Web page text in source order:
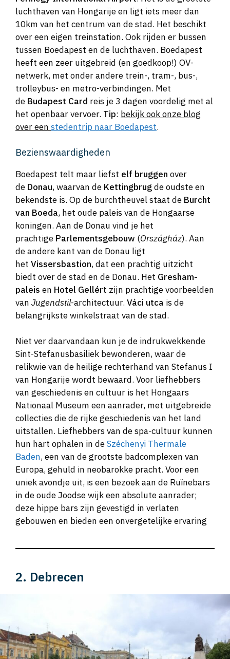
luchthaven van Hongarije en ligt iets meer dan
10km van het centrum van de stad. Het beschikt
over een eigen treinstation. Ook rijden er bussen
tussen Boedapest en de luchthaven. Boedapest
heeft een zeer uitgebreid (en goedkoop!) OV-
netwerk, met onder andere trein-, tram-, bus-,
trolleybus- en metro-verbindingen. Met
de Budapest Card reis je 3 dagen voordelig met al
het openbaar vervoer. Tip: bekijk ook onze blog
over een stedentrip naar Boedapest.
Bezienswaardigheden
Boedapest telt maar liefst elf bruggen over
de Donau, waarvan de Kettingbrugde oudste en
bekendste is. Op de burchtheuvel staat de Burcht
van Boeda, het oude paleis van de Hongaarse
koningen. Aan de Donau vind je het
prachtige Parlementsgebouw (Országház). Aan
de andere kant van de Donau ligt
het Vissersbastion, dat een prachtig uitzicht
biedt over de stad en de Donau. Het Gresham-
paleis en Hotel Gellért zijn prachtige voorbeelden
van Jugendstil-architectuur. Váci utca is de
belangrijkste winkelstraat van de stad.
Niet ver daarvandaan kun je de indrukwekkende
Sint-Stefanusbasiliek bewonderen, waar de
relikwie van de heilige rechterhand van Stefanus I
van Hongarije wordt bewaard. Voor liefhebbers
van geschiedenis en cultuur is het Hongaars
Nationaal Museum een aanrader, met uitgebreide
collecties die de rijke geschiedenis van het land
uitstallen. Liefhebbers van de spa-cultuur kunnen
hun hart ophalen in deSzéchenyi Thermale
Baden, een van de grootste badcomplexen van
Europa, gehuld in neobarokke pracht. Voor een
uniek avondje uit, is een bezoek aan de Ruïnebars
in de oude Joodse wijk een absolute aanrader;
deze hippe bars zijn gevestigd in verlaten
gebouwen en bieden een onvergetelijke ervaring
2. Debrecen